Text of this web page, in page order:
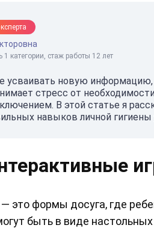
1 категории, стаж работы 12 лет
усваивать новую
стресс от
В этой статье я
навыков личной гигиены
это формы досуга, где
быть в виде